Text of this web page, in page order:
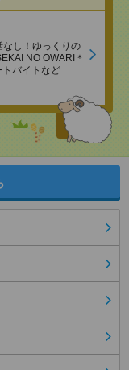
なし！ゆっくりの
NO OWARI＊
バイトなど